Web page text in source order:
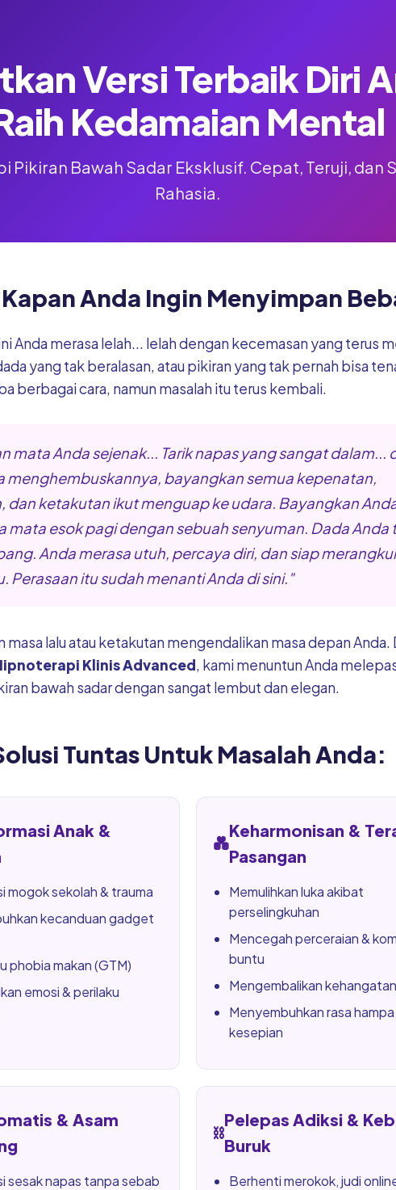
Versi Terbaik Diri
Kedamaian Mental
Pikiran Bawah Sadar Eksklusif. Cepat, Teruji, dan
Rahasia.
Anda Ingin Menyimpan
Anda merasa lelah... lelah dengan kecemasan yang terus
yang tak beralasan, atau pikiran yang tak pernah bisa
berbagai cara, namun masalah itu terus kembali.
mata Anda sejenak... Tarik napas yang sangat dalam...
menghembuskannya, bayangkan semua kepenatan,
dan ketakutan ikut menguap ke udara. Bayangkan
mata esok pagi dengan sebuah senyuman. Dada Anda
Anda merasa utuh, percaya diri, dan siap
Perasaan itu sudah menanti Anda di sini."
masa lalu atau ketakutan mengendalikan masa depan Anda.
Klinis Advanced, kami menuntun Anda
bawah sadar dengan sangat lembut dan elegan.
Tuntas Untuk Masalah Anda:
Anak &
mogok sekolah & trauma
kecanduan gadget
phobia makan (GTM)
emosi & perilaku
💑
Keharmonisan &
Pasangan
Memulihkan luka akibat
perselingkuhan
Mencegah perceraian &
buntu
Mengembalikan
Menyembuhkan rasa hampa
kesepian
& Asam
sesak napas tanpa sebab
⛓️
Pelepas Adiksi &
Buruk
Berhenti merokok, judi